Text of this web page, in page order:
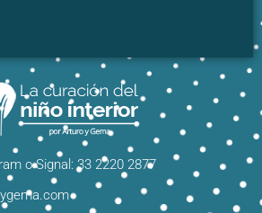
o Signal: 33 2220 2877